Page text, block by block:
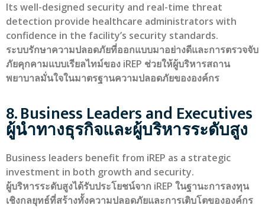
Its well-designed security and real-time threat
detection provide healthcare administrators with
confidence in the facility’s security standards.
ระบบรักษาความปลอดภัยที่ออกแบบมาอย่างดีและการตรวจจับ
ภัยคุกคามแบบเรียลไทม์ของ iREP ช่วยให้ผู้บริหารสถาน
พยาบาลมั่นใจในมาตรฐานความปลอดภัยขององค์กร
8. Business Leaders and Executives
ผู้นำทางธุรกิจและผู้บริหารระดับสูง
Business leaders benefit from iREP as a strategic
investment in both growth and security.
ผู้บริหารระดับสูงได้รับประโยชน์จาก iREP ในฐานะการลงทุน
เชิงกลยุทธ์ที่สร้างทั้งความปลอดภัยและการเติบโตขององค์กร